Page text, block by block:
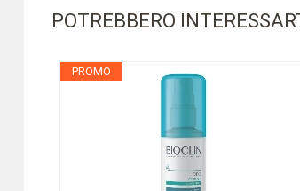
POTREBBERO
PROMO